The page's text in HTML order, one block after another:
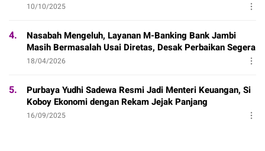
10/10/2025
4.
Nasabah Mengeluh, Layanan M-Banking Bank Jambi
Masih Bermasalah Usai Diretas, Desak Perbaikan Segera
18/04/2026
5.
Purbaya Yudhi Sadewa Resmi Jadi Menteri Keuangan, Si
Koboy Ekonomi dengan Rekam Jejak Panjang
16/09/2025